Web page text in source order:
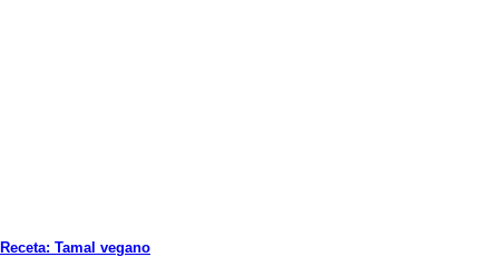
Receta: Tamal vegano